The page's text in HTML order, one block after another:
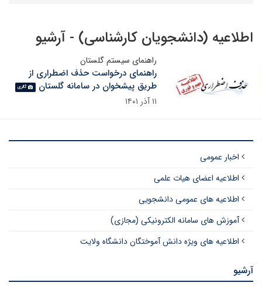
اطلاعیه (دانشجویان کارشناسی) - آرشیو
راهنمای سیستم گلستان
راهنمای درخواست حذف اضطراری از
طریق پیشخوان در سامانه گلستان
گالری
۱۱ آذر ۱۴۰۱
اخبار عمومی
اطلاعیه اعضای هیات علمی
اطلاعیه های عمومی دانشجویی
آموزش های سامانه الکترونیکی (مجازی)
اطلاعیه های ویژه دانش آموختگان دانشگاه ولایت
آرشیو